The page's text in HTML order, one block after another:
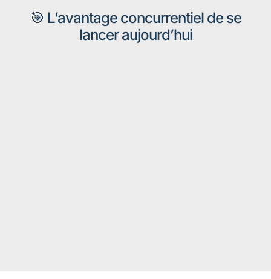
🎯 L’avantage concurrentiel de se
lancer aujourd’hui